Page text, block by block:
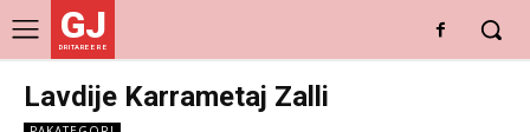
GJ
DRITARE E RE
Lavdije Karrametaj Zalli